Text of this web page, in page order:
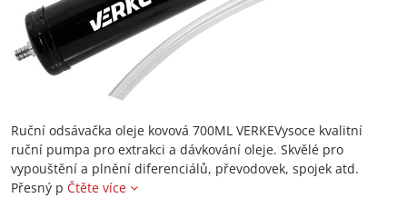
Ruční odsávačka oleje kovová 700ML VERKEVysoce kvalitní
ruční pumpa pro extrakci a dávkování oleje. Skvělé pro
vypouštění a plnění diferenciálů, převodovek, spojek atd.
Přesný p Čtěte více